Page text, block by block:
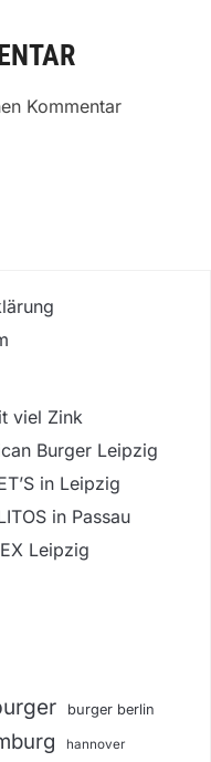
Kommentar
viel Zink
Burger Leipzig
in Leipzig
in Passau
Leipzig
burger berlin
hannover